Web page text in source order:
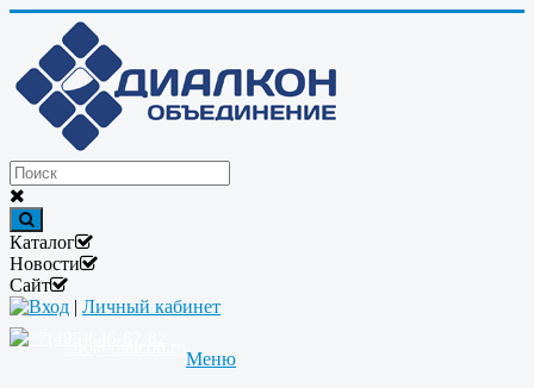
Каталог
Новости
Сайт
Вход | Личный кабинет
Меню